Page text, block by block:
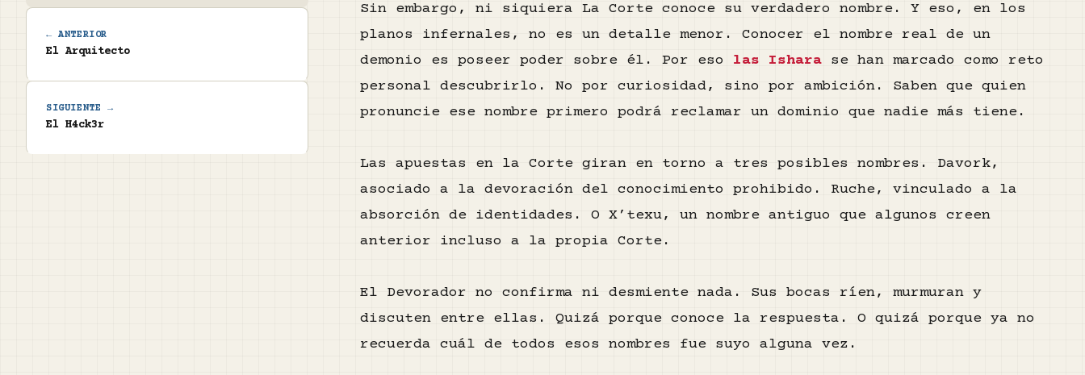
← ANTERIOR
El Arquitecto
SIGUIENTE →
El H4ck3r
Sin embargo, ni siquiera La Corte conoce su verdadero nombre. Y eso, en los
planos infernales, no es un detalle menor. Conocer el nombre real de un
demonio es poseer poder sobre él. Por eso las Ishara se han marcado como reto
personal descubrirlo. No por curiosidad, sino por ambición. Saben que quien
pronuncie ese nombre primero podrá reclamar un dominio que nadie más tiene.
Las apuestas en la Corte giran en torno a tres posibles nombres. Davork,
asociado a la devoración del conocimiento prohibido. Ruche, vinculado a la
absorción de identidades. O X’texu, un nombre antiguo que algunos creen
anterior incluso a la propia Corte.
El Devorador no confirma ni desmiente nada. Sus bocas ríen, murmuran y
discuten entre ellas. Quizá porque conoce la respuesta. O quizá porque ya no
recuerda cuál de todos esos nombres fue suyo alguna vez.